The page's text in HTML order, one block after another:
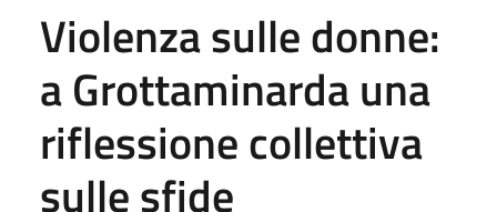
Violenza sulle donne:
a Grottaminarda una
riflessione collettiva
sulle sfide